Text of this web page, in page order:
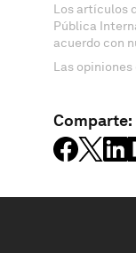
Los artículos
Pública
acuerdo con
Las
Comparte: